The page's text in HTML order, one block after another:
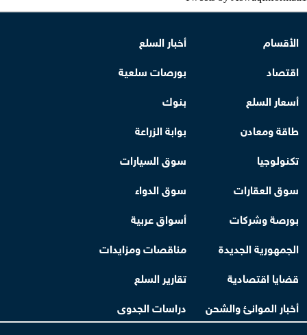
الأقسام
أخبار السلع
اقتصاد
بورصات سلعية
أسعار السلع
بنوك
طاقة ومعادن
بوابة الزراعة
تكنولوجيا
سوق السيارات
سوق العقارات
سوق الدواء
بورصة وشركات
أسواق عربية
الجمهورية الجديدة
مناقصات ومزايدات
قضايا اقتصادية
تقارير السلع
أخبار الموانئ والشحن
دراسات الجدوى